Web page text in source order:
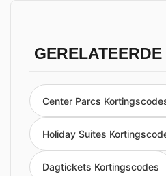
Center Parcs
Holiday Suites
Dagtickets Kortingscodes